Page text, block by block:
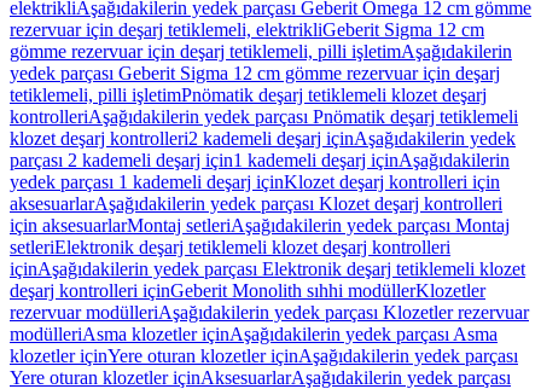
elektrikliAşağıdakilerin yedek parçası Geberit Omega 12 cm gömme
rezervuar için deşarj tetiklemeli, elektrikliGeberit Sigma 12 cm
gömme rezervuar için deşarj tetiklemeli, pilli işletimAşağıdakilerin
yedek parçası Geberit Sigma 12 cm gömme rezervuar için deşarj
tetiklemeli, pilli işletimPnömatik deşarj tetiklemeli klozet deşarj
kontrolleriAşağıdakilerin yedek parçası Pnömatik deşarj tetiklemeli
klozet deşarj kontrolleri2 kademeli deşarj içinAşağıdakilerin yedek
parçası 2 kademeli deşarj için1 kademeli deşarj içinAşağıdakilerin
yedek parçası 1 kademeli deşarj içinKlozet deşarj kontrolleri için
aksesuarlarAşağıdakilerin yedek parçası Klozet deşarj kontrolleri
için aksesuarlarMontaj setleriAşağıdakilerin yedek parçası Montaj
setleriElektronik deşarj tetiklemeli klozet deşarj kontrolleri
içinAşağıdakilerin yedek parçası Elektronik deşarj tetiklemeli klozet
deşarj kontrolleri içinGeberit Monolith sıhhi modüllerKlozetler
rezervuar modülleriAşağıdakilerin yedek parçası Klozetler rezervuar
modülleriAsma klozetler içinAşağıdakilerin yedek parçası Asma
klozetler içinYere oturan klozetler içinAşağıdakilerin yedek parçası
Yere oturan klozetler içinAksesuarlarAşağıdakilerin yedek parçası